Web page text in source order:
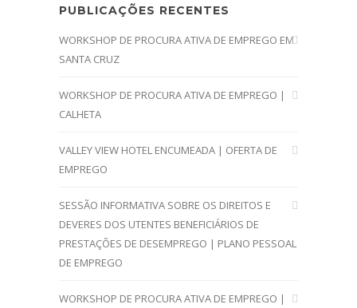
PUBLICAÇÕES RECENTES
WORKSHOP DE PROCURA ATIVA DE EMPREGO EM
SANTA CRUZ
WORKSHOP DE PROCURA ATIVA DE EMPREGO |
CALHETA
VALLEY VIEW HOTEL ENCUMEADA | OFERTA DE
EMPREGO
SESSÃO INFORMATIVA SOBRE OS DIREITOS E
DEVERES DOS UTENTES BENEFICIÁRIOS DE
PRESTAÇÕES DE DESEMPREGO | PLANO PESSOAL
DE EMPREGO
WORKSHOP DE PROCURA ATIVA DE EMPREGO |